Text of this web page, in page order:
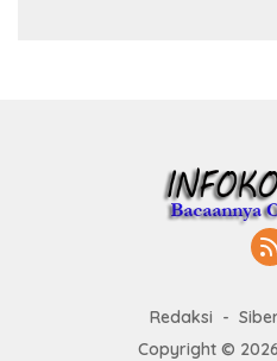
Redaksi
Copyright ©